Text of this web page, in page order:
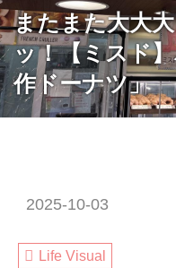
またまた大大
ッ！【ミスド
作ドーナツ」
2025-10-03
Life Visual